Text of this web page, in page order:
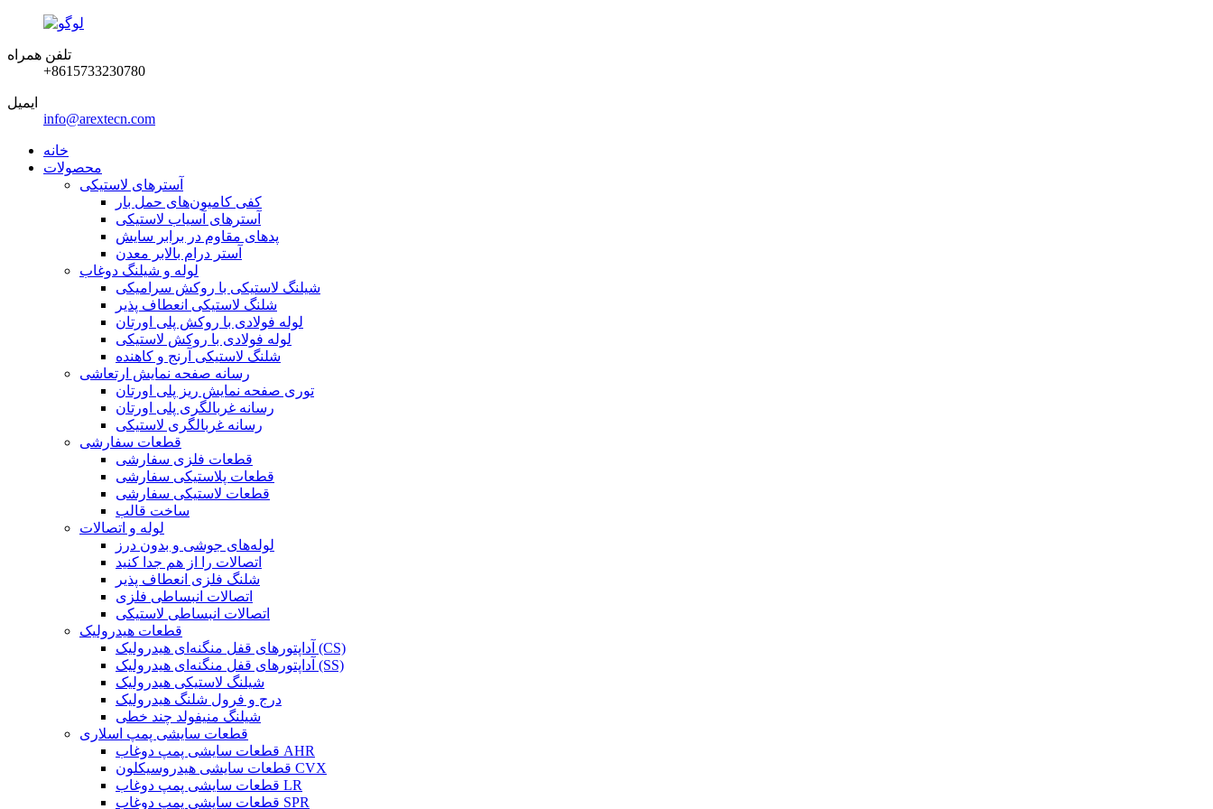
تلفن همراه
‎+8615733230780‎
ایمیل
info@arextecn.com
خانه
محصولات
آسترهای لاستیکی
کفی کامیون‌های حمل بار
آسترهای آسیاب لاستیکی
پدهای مقاوم در برابر سایش
آستر درام بالابر معدن
لوله و شیلنگ دوغاب
شیلنگ لاستیکی با روکش سرامیکی
شلنگ لاستیکی انعطاف پذیر
لوله فولادی با روکش پلی اورتان
لوله فولادی با روکش لاستیکی
شلنگ لاستیکی آرنج و کاهنده
رسانه صفحه نمایش ارتعاشی
توری صفحه نمایش ریز پلی اورتان
رسانه غربالگری پلی اورتان
رسانه غربالگری لاستیکی
قطعات سفارشی
قطعات فلزی سفارشی
قطعات پلاستیکی سفارشی
قطعات لاستیکی سفارشی
ساخت قالب
لوله و اتصالات
لوله‌های جوشی و بدون درز
اتصالات را از هم جدا کنید
شلنگ فلزی انعطاف پذیر
اتصالات انبساطی فلزی
اتصالات انبساطی لاستیکی
قطعات هیدرولیک
آداپتورهای قفل منگنه‌ای هیدرولیک (CS)
آداپتورهای قفل منگنه‌ای هیدرولیک (SS)
شیلنگ لاستیکی هیدرولیک
درج و فرول شلنگ هیدرولیک
شیلنگ منیفولد چند خطی
قطعات سایشی پمپ اسلاری
قطعات سایشی پمپ دوغاب AHR
قطعات سایشی هیدروسیکلون CVX
قطعات سایشی پمپ دوغاب LR
قطعات سایشی پمپ دوغاب SPR